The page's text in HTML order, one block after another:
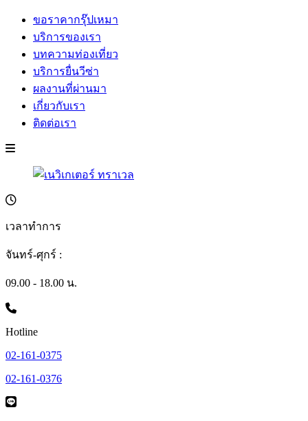
ขอราคากรุ๊ปเหมา
บริการของเรา
บทความท่องเที่ยว
บริการยื่นวีซ่า
ผลงานที่ผ่านมา
เกี่ยวกับเรา
ติดต่อเรา
เวลาทำการ
จันทร์-ศุกร์ :
09.00 - 18.00 น.
Hotline
02-161-0375
02-161-0376